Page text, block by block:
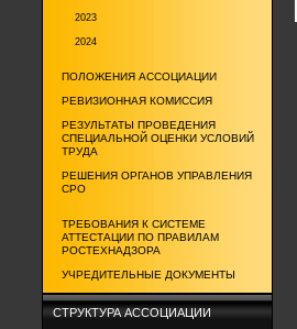
2023
2024
ПОЛОЖЕНИЯ АССОЦИАЦИИ
РЕВИЗИОННАЯ КОМИССИЯ
РЕЗУЛЬТАТЫ ПРОВЕДЕНИЯ
СПЕЦИАЛЬНОЙ ОЦЕНКИ УСЛОВИЙ
ТРУДА
РЕШЕНИЯ ОРГАНОВ УПРАВЛЕНИЯ
СРО
ТРЕБОВАНИЯ К СИСТЕМЕ
АТТЕСТАЦИИ ПО ПРАВИЛАМ
РОСТЕХНАДЗОРА
УЧРЕДИТЕЛЬНЫЕ ДОКУМЕНТЫ
СТРУКТУРА АССОЦИАЦИИ